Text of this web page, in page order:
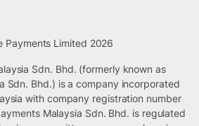
Payments Limited 2026
Sdn. Bhd. (formerly known as
Sdn. Bhd.) is a company incorporated
with company registration number
Malaysia Sdn. Bhd. is regulated